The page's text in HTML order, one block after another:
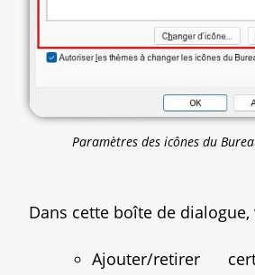
Paramètres des icônes du
Dans cette boîte de dialogue,
Ajouter/retirer